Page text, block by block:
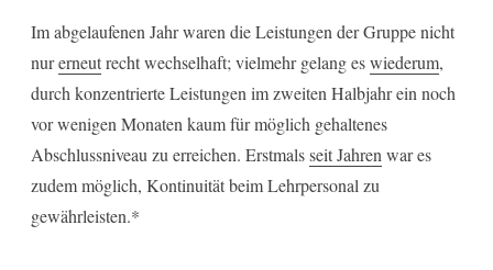
Im abgelaufenen Jahr waren die Leistungen der Gruppe nicht
nurerneutrecht wechselhaft; vielmehr gelang eswiederum,
durch konzentrierte Leistungen im zweiten Halbjahr ein noch
vor wenigen Monaten kaum für möglich gehaltenes
Abschlussniveau zu erreichen. Erstmalsseit Jahren war es
zudem möglich, Kontinuität beim Lehrpersonal zu
gewährleisten.*